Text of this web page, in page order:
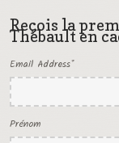
Reçois la
Thébault en
Email Address*
Prénom